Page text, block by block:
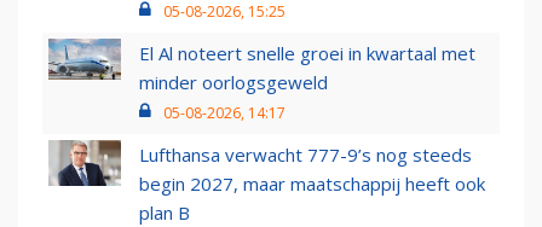
05-08-2026, 15:25
El Al noteert snelle groei in kwartaal met
minder oorlogsgeweld
05-08-2026, 14:17
Lufthansa verwacht 777-9’s nog steeds
begin 2027, maar maatschappij heeft ook
plan B